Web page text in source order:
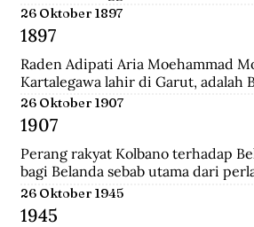
istana Sultan Hassanudin, bahkan
dipimpin Cornelis Speelman sudah
pintu benteng. Gowa mengalami
peperangan. Speelman dan Arung
bahwa inilah saat untuk
kepada Sultan Hasanuddin.
26 Oktober 1897
1897
Raden Adipati Aria Moehammad
Kartalegawa lahir di Garut, adalah
yang menjabat dari tahun 1929-
Kartalegawa mempelopori
Pasundan (PRP) pada tahun 1946
Pasundan pada tahun 1947.
26 Oktober 1907
1907
Perang rakyat Kolbano terhadap
bagi Belanda sebab utama dari
terbunuhnya 19 serdadu dan
Belanda oleh Boi Kapitan dan anak
26 Oktober 1945
1945